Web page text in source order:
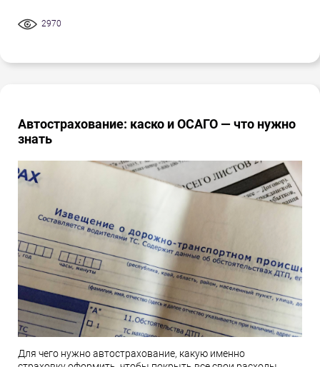
2970
Автострахование: каско и ОСАГО — что нужно
знать
Для чего нужно автострахование, какую именно